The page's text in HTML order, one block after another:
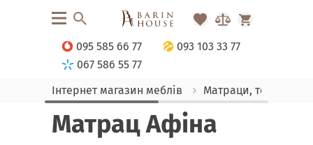
095 585 66 77
093 103 33 77
067 586 55 77
Інтернет магазин меблів
Матраци, текстиль
Матрац Афіна